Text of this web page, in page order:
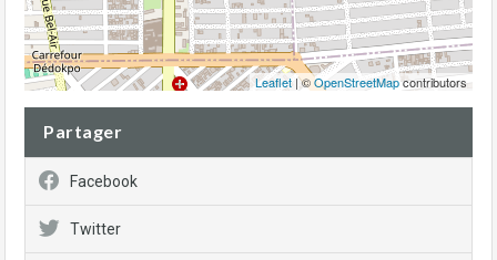
Leaflet| ©OpenStreetMapcontributors
Partager
Facebook
Twitter